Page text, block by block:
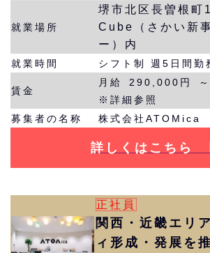
就業場所
堺市北区長曽根
Cube（さかい新
ー）内
就業時間 シフト制 週5日間勤
賃金
月給 290,000円
※詳細参照
募集者の名称
株式会社ATOMica
詳しくはこちら
正社員
関西・近畿エリ
ィ形成・発展を